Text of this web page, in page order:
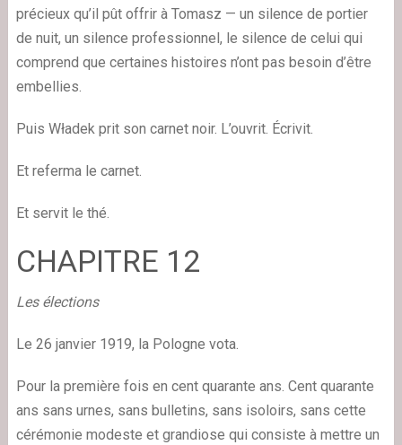
précieux qu’il pût offrir à Tomasz — un silence de portier
de nuit, un silence professionnel, le silence de celui qui
comprend que certaines histoires n’ont pas besoin d’être
embellies.
Puis Władek prit son carnet noir. L’ouvrit. Écrivit.
Et referma le carnet.
Et servit le thé.
CHAPITRE 12
Les élections
Le 26 janvier 1919, la Pologne vota.
Pour la première fois en cent quarante ans. Cent quarante
ans sans urnes, sans bulletins, sans isoloirs, sans cette
cérémonie modeste et grandiose qui consiste à mettre un